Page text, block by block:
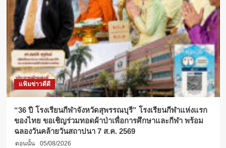
แฟ้มข่าวดีดี
“36 ปี โรงเรียนกีฬาจังหวัดสุพรรณบุรี” โรงเรียนกีฬาแห่งแรก
ของไทย ขอเชิญร่วมทอดผ้าป่าเพื่อการศึกษาและกีฬา พร้อม
ฉลองวันคล้ายวันสถาปนา 7 ส.ค. 2569
ตอนนั้น 05/08/2026